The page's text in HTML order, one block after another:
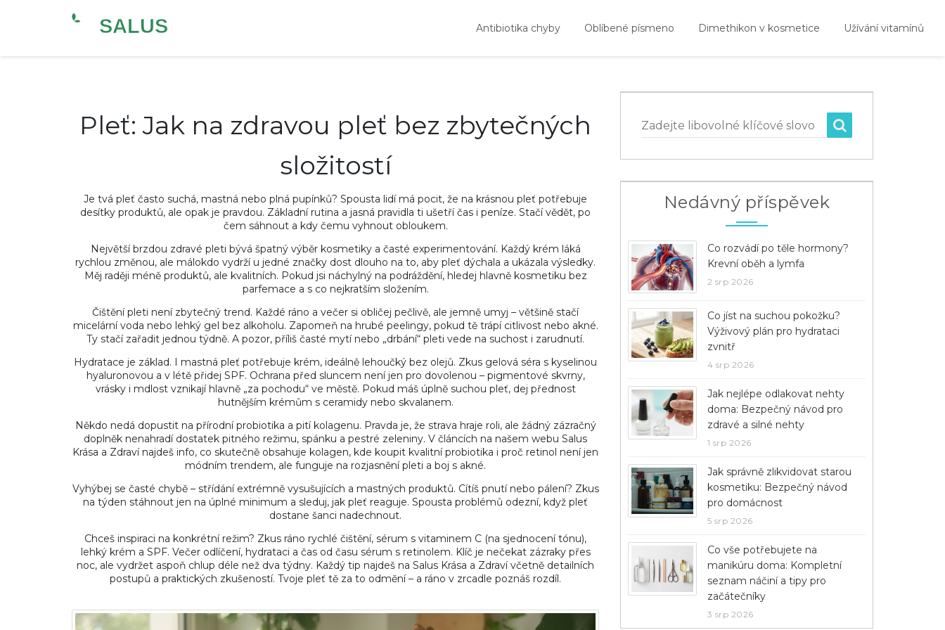
Antibiotika chyby Oblíbené písmeno Dimethikon v kosmetice Užívání vitamínů
Pleť: Jak na zdravou pleť bez zbytečných
složitostí
Je tvá pleť často suchá, mastná nebo plná pupínků? Spousta lidí má pocit, že na krásnou pleť potřebuje
desítky produktů, ale opak je pravdou. Základní rutina a jasná pravidla ti ušetří čas i peníze. Stačí vědět, po
čem sáhnout a kdy čemu vyhnout obloukem.
Největší brzdou zdravé pleti bývá špatný výběr kosmetiky a časté experimentování. Každý krém láká
rychlou změnou, ale málokdo vydrží u jedné značky dost dlouho na to, aby pleť dýchala a ukázala výsledky.
Měj raději méně produktů, ale kvalitních. Pokud jsi náchylný na podráždění, hledej hlavně kosmetiku bez
parfemace a s co nejkratším složením.
Čištění pleti není zbytečný trend. Každé ráno a večer si obličej pečlivě, ale jemně umyj – většině stačí
micelární voda nebo lehký gel bez alkoholu. Zapomeň na hrubé peelingy, pokud tě trápí citlivost nebo akné.
Ty stačí zařadit jednou týdně. A pozor, příliš časté mytí nebo „drbání“ pleti vede na suchost i zarudnutí.
Hydratace je základ. I mastná pleť potřebuje krém, ideálně lehoučký bez olejů. Zkus gelová séra s kyselinou
hyaluronovou a v létě přidej SPF. Ochrana před sluncem není jen pro dovolenou – pigmentové skvrny,
vrásky i mdlost vznikají hlavně „za pochodu“ ve městě. Pokud máš úplně suchou pleť, dej přednost
hutnějším krémům s ceramidy nebo skvalanem.
Někdo nedá dopustit na přírodní probiotika a pití kolagenu. Pravda je, že strava hraje roli, ale žádný zázračný
doplněk nenahradí dostatek pitného režimu, spánku a pestré zeleniny. V článcích na našem webu Salus
Krása a Zdraví najdeš info, co skutečně obsahuje kolagen, kde koupit kvalitní probiotika i proč retinol není jen
módním trendem, ale funguje na rozjasnění pleti a boj s akné.
Vyhýbej se časté chybě – střídání extrémně vysušujících a mastných produktů. Cítíš pnutí nebo pálení? Zkus
na týden stáhnout jen na úplné minimum a sleduj, jak pleť reaguje. Spousta problémů odezní, když pleť
dostane šanci nadechnout.
Chceš inspiraci na konkrétní režim? Zkus ráno rychlé čištění, sérum s vitaminem C (na sjednocení tónu),
lehký krém a SPF. Večer odlíčení, hydrataci a čas od času sérum s retinolem. Klíč je nečekat zázraky přes
noc, ale vydržet aspoň chlup déle než dva týdny. Každý tip najdeš na Salus Krása a Zdraví včetně detailních
postupů a praktických zkušeností. Tvoje pleť tě za to odmění – a ráno v zrcadle poznáš rozdíl.
Zadejte libovolné klíčové slovo
Nedávný příspěvek
Co rozvádí po těle hormony?
Krevní oběh a lymfa
2 srp 2026
Co jíst na suchou pokožku?
Výživový plán pro hydrataci
zvnitř
4 srp 2026
Jak nejlépe odlakovat nehty
doma: Bezpečný návod pro
zdravé a silné nehty
1 srp 2026
Jak správně zlikvidovat starou
kosmetiku: Bezpečný návod
pro domácnost
5 srp 2026
Co vše potřebujete na
manikúru doma: Kompletní
seznam náčiní a tipy pro
začátečníky
3 srp 2026